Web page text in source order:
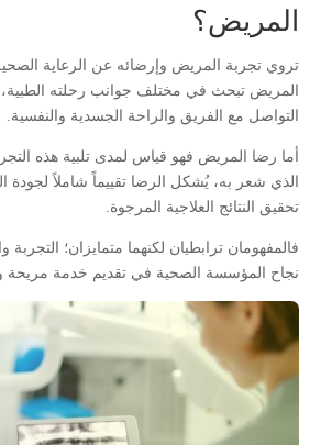
المريض؟
تروي تجربة المريض وإرضائه عن الرعاية
المريض تبحث في مختلف جوانب رحلته الطبية،
التواصل مع الفريق والراحة الجسدية والنفسية.
أما رضا المريض فهو قياس لمدى تلبية هذه
الذي شعر به، يُشكل الرضا تقييماً شاملاً لجودة
تحقيق النتائج العلاجية المرجوة.
فالمفهومان ترابطيان لكنهما متمايزان؛
نجاح المؤسسة الصحية في تقديم خدمة مريحة